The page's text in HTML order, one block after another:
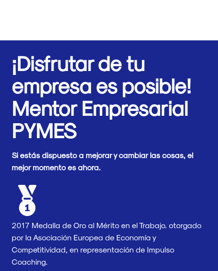
¡Disfrutar de tu
empresa es posible!
Mentor Empresarial
PYMES
Si estás dispuesto a mejorar y cambiar las cosas, el
mejor momento es ahora.
2017 Medalla de Oro al Mérito en el Trabajo. otorgado
por la Asociación Europea de Economía y
Competitividad, en representación de Impulso
Coaching.